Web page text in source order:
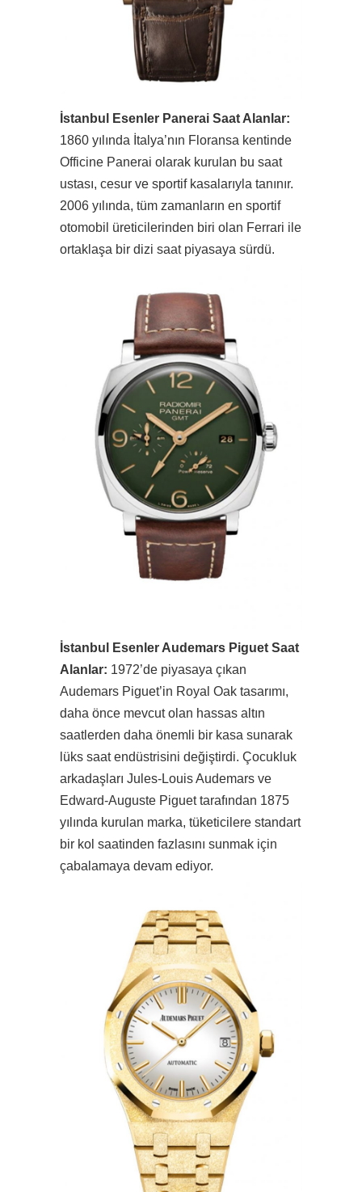
İstanbul Esenler Panerai Saat Alanlar:
1860 yılında İtalya’nın Floransa kentinde
Officine Panerai olarak kurulan bu saat
ustası, cesur ve sportif kasalarıyla tanınır.
2006 yılında, tüm zamanların en sportif
otomobil üreticilerinden biri olan Ferrari ile
ortaklaşa bir dizi saat piyasaya sürdü.
İstanbul Esenler Audemars Piguet Saat
Alanlar: 1972’de piyasaya çıkan
Audemars Piguet’in Royal Oak tasarımı,
daha önce mevcut olan hassas altın
saatlerden daha önemli bir kasa sunarak
lüks saat endüstrisini değiştirdi. Çocukluk
arkadaşları Jules-Louis Audemars ve
Edward-Auguste Piguet tarafından 1875
yılında kurulan marka, tüketicilere standart
bir kol saatinden fazlasını sunmak için
çabalamaya devam ediyor.